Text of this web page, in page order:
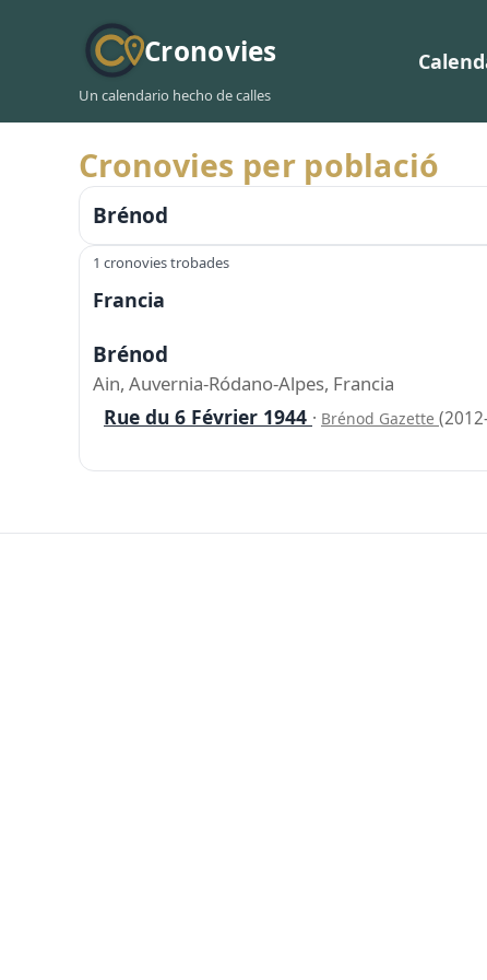
Cronovies
Un calendario hecho de calles
Cronovies per població
Brénod
1 cronovies trobades
Francia
Brénod
Ain, Auvernia-Ródano-Alpes, Francia
Rue du 6 Février 1944 · Brénod Gazette